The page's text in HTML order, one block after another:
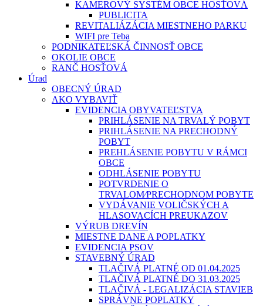
KAMEROVÝ SYSTÉM OBCE HOSŤOVÁ
PUBLICITA
REVITALIÁZÁCIA MIESTNEHO PARKU
WIFI pre Teba
PODNIKATEĽSKÁ ČINNOSŤ OBCE
OKOLIE OBCE
RANČ HOSŤOVÁ
Úrad
OBECNÝ ÚRAD
AKO VYBAVIŤ
EVIDENCIA OBYVATEĽSTVA
PRIHLÁSENIE NA TRVALÝ POBYT
PRIHLÁSENIE NA PRECHODNÝ
POBYT
PREHLÁSENIE POBYTU V RÁMCI
OBCE
ODHLÁSENIE POBYTU
POTVRDENIE O
TRVALOM⁄PRECHODNOM POBYTE
VYDÁVANIE VOLIČSKÝCH A
HLASOVACÍCH PREUKAZOV
VÝRUB DREVÍN
MIESTNE DANE A POPLATKY
EVIDENCIA PSOV
STAVEBNÝ ÚRAD
TLAČIVÁ PLATNÉ OD 01.04.2025
TLAČIVÁ PLATNÉ DO 31.03.2025
TLAČIVÁ - LEGALIZÁCIA STAVIEB
SPRÁVNE POPLATKY